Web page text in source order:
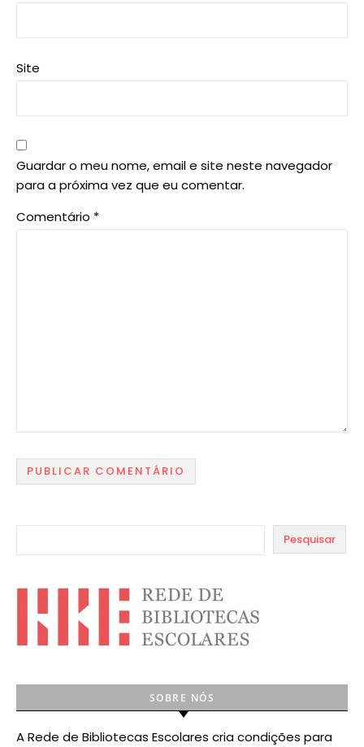
Site
Guardar o meu nome, email e site neste navegador
para a próxima vez que eu comentar.
Comentário *
Pesquisar
SOBRE NÓS
A Rede de Bibliotecas Escolares cria condições para